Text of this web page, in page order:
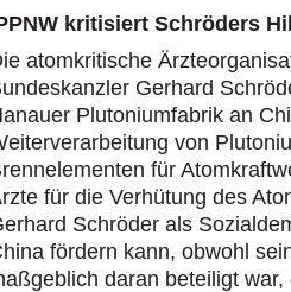
kritisiert Schröders
atomkritische
Gerhard
Plutoniumfabrik an
von
für
für die Verhütung des
Schröder als
fördern kann, obwohl
daran beteiligt